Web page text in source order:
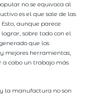
no se equivoca al
es el que sale de las
aunque parece
sobre todo con el
que los
mejores herramientas,
a cabo un trabajo más
la manufactura no son